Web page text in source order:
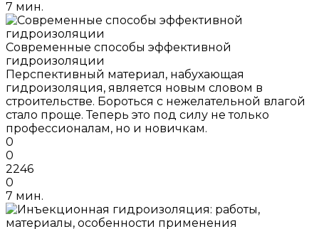
7 мин.
Современные способы эффективной
гидроизоляции
Перспективный материал, набухающая
гидроизоляция, является новым словом в
строительстве. Бороться с нежелательной влагой
стало проще. Теперь это под силу не только
профессионалам, но и новичкам.
0
0
2246
0
7 мин.